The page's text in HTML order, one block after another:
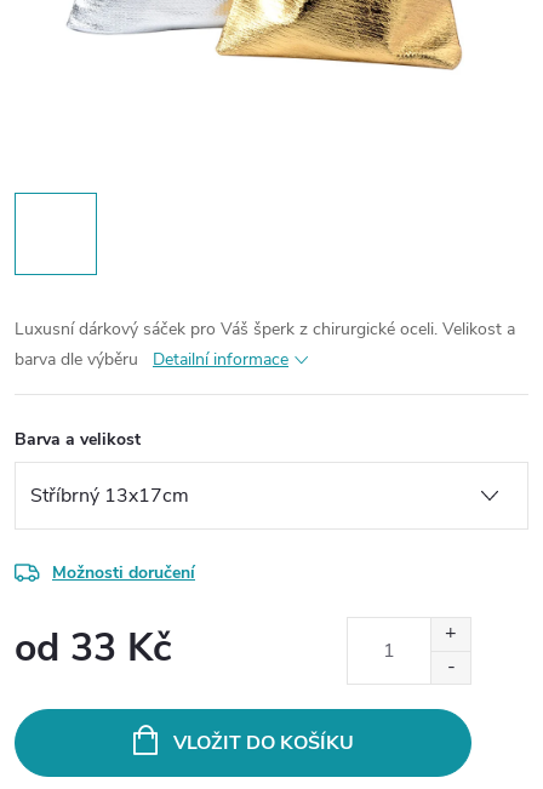
Luxusní dárkový sáček pro Váš šperk z chirurgické oceli. Velikost a
barva dle výběru
Detailní informace
Barva a velikost
Možnosti doručení
od 33 Kč
VLOŽIT DO KOŠÍKU